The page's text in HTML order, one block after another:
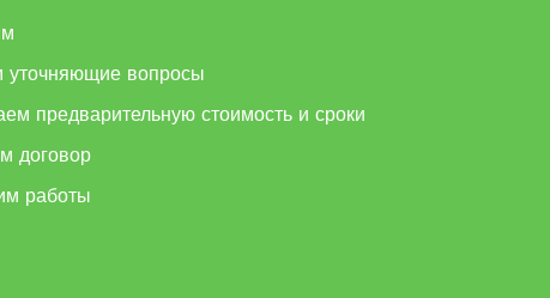
уточняющие вопросы
предварительную стоимость и сроки
договор
работы